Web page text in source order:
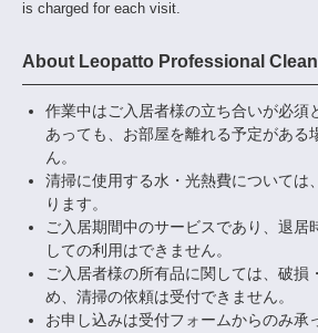
is charged for each visit.
About Leopatto Professional
作業中はご入居者様の立ち合いが必須
あっても、お部屋を離れる予定がある
ん。
清掃に使用する水・光熱費については
ります。
ご入居期間中のサービスであり、退居
しての利用はできません。
ご入居者様の所有品に関しては、破損
め、清掃の依頼は受付できません。
お申し込みは受付フォームからのみ承